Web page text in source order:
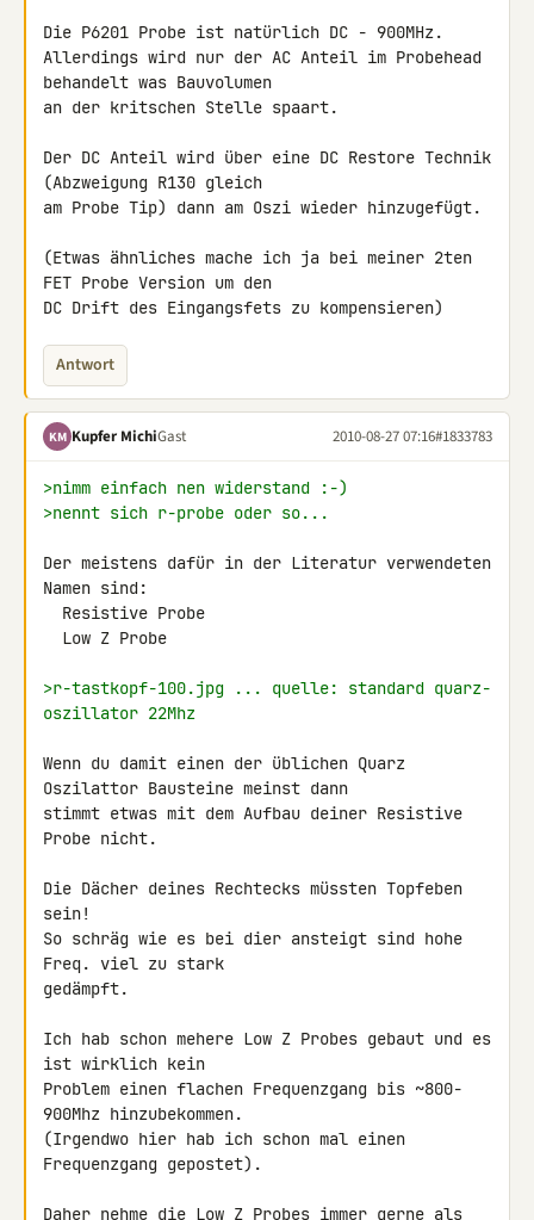
Die P6201 Probe ist natürlich DC - 900MHz.
Allerdings wird nur der AC Anteil im Probehead
behandelt was Bauvolumen
an der kritschen Stelle spaart.
Der DC Anteil wird über eine DC Restore Technik
(Abzweigung R130 gleich
am Probe Tip) dann am Oszi wieder hinzugefügt.
(Etwas ähnliches mache ich ja bei meiner 2ten
FET Probe Version um den
DC Drift des Eingangsfets zu kompensieren)
Antwort
KM Kupfer MichiGast 2010-08-27 07:16#1833783
>nimm einfach nen widerstand :-)
>nennt sich r-probe oder so...
Der meistens dafür in der Literatur verwendeten
Namen sind:
>r-tastkopf-100.jpg ... quelle: standard quarz-
oszillator 22Mhz
Wenn du damit einen der üblichen Quarz
Oszilattor Bausteine meinst dann
stimmt etwas mit dem Aufbau deiner Resistive
Probe nicht.
Die Dächer deines Rechtecks müssten Topfeben
sein!
So schräg wie es bei dier ansteigt sind hohe
Freq. viel zu stark
gedämpft.
Ich hab schon mehere Low Z Probes gebaut und es
ist wirklich kein
Problem einen flachen Frequenzgang bis ~800-
900Mhz hinzubekommen.
(Irgendwo hier hab ich schon mal einen
Frequenzgang gepostet).
Daher nehme die Low Z Probes immer gerne als